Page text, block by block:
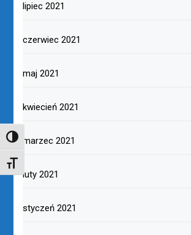
TOGGLE HIGH CONTRAST
TOGGLE FONT SIZE
lipiec 2021
czerwiec 2021
maj 2021
kwiecień 2021
marzec 2021
luty 2021
styczeń 2021